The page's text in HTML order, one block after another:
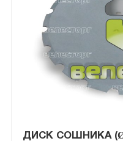
ДИСК СОШНИКА